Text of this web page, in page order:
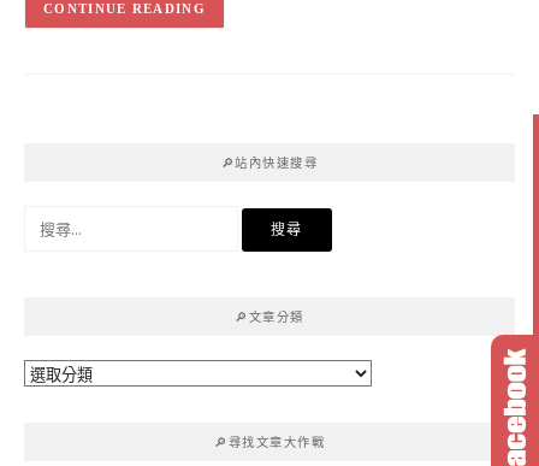
CONTINUE READING
🔎站內快速搜尋
🔎文章分類
🔎
🔎尋找文章大作戰